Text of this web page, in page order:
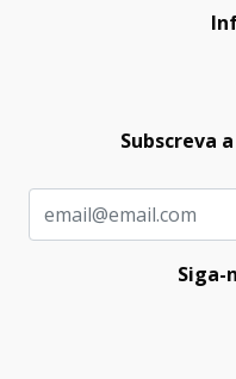
Subscreva
Siga-